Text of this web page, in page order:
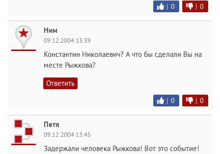
| 0 | 0
Ним
09.12.2004 13:39
Константин Николаевич? А что бы сделали Вы на
месте Рыжкова?
Ответить
| 0 | 0
Петя
09.12.2004 13:45
Задержали человека Рыжкова! Вот это событие!